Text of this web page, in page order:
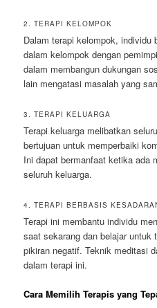
2. TERAPI KELOMPOK
Dalam terapi kelompok, individu
dalam kelompok dengan
dalam membangun dukungan
lain mengatasi masalah yang
3. TERAPI KELUARGA
Terapi keluarga melibatkan
bertujuan untuk memperbaiki
Ini dapat bermanfaat ketika ada
seluruh keluarga.
4. TERAPI BERBASIS
Terapi ini membantu individu
saat sekarang dan belajar untuk
pikiran negatif. Teknik meditasi
dalam terapi ini.
Cara Memilih Terapis yang